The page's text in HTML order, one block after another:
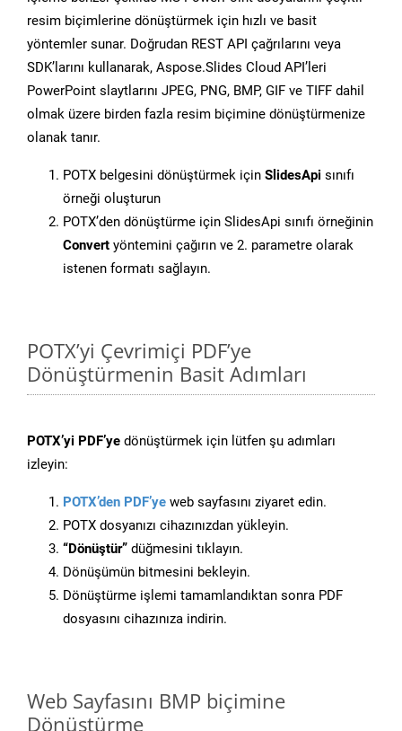
resim biçimlerine dönüştürmek için hızlı ve basit
yöntemler sunar. Doğrudan REST API çağrılarını veya
SDK’larını kullanarak, Aspose.Slides Cloud API’leri
PowerPoint slaytlarını JPEG, PNG, BMP, GIF ve TIFF dahil
olmak üzere birden fazla resim biçimine dönüştürmenize
olanak tanır.
POTX belgesini dönüştürmek için SlidesApi sınıfı
örneği oluşturun
POTX’den dönüştürme için SlidesApi sınıfı örneğinin
Convert yöntemini çağırın ve 2. parametre olarak
istenen formatı sağlayın.
POTX’yi Çevrimiçi PDF’ye
Dönüştürmenin Basit Adımları
POTX’yi PDF’ye dönüştürmek için lütfen şu adımları
izleyin:
POTX’den PDF’ye web sayfasını ziyaret edin.
POTX dosyanızı cihazınızdan yükleyin.
“Dönüştür” düğmesini tıklayın.
Dönüşümün bitmesini bekleyin.
Dönüştürme işlemi tamamlandıktan sonra PDF
dosyasını cihazınıza indirin.
Web Sayfasını BMP biçimine
Dönüştürme